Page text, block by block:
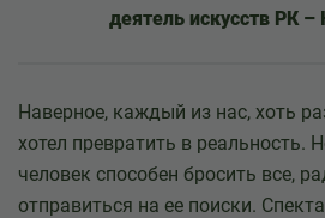
деятель искусств РК
Наверное, каждый из нас, хоть
хотел превратить в реальность.
человек способен бросить все,
отправиться на ее поиски.